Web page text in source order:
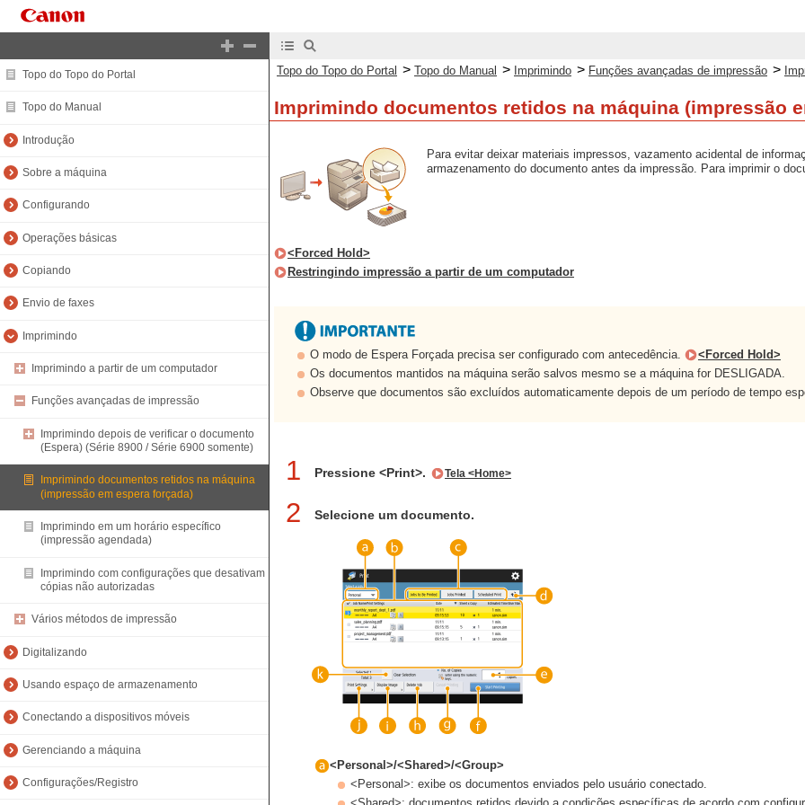
Topo do Topo do Portal
Topo do Manual
Introdução
Sobre a máquina
Configurando
Operações básicas
Copiando
Envio de faxes
Imprimindo
Imprimindo a partir de um computador
Funções avançadas de impressão
Imprimindo depois de verificar o documento
(Espera) (Série 8900 / Série 6900 somente)
Imprimindo documentos retidos na máquina
(impressão em espera forçada)
Imprimindo em um horário específico
(impressão agendada)
Imprimindo com configurações que desativam
cópias não autorizadas
Vários métodos de impressão
Digitalizando
Usando espaço de armazenamento
Conectando a dispositivos móveis
Gerenciando a máquina
Configurações/Registro
Topo do Topo do Portal > Topo do Manual > Imprimindo > Funções avançadas de impressão >
Imprimindo documentos retidos na máquina (impressão
Para evitar deixar materiais impressos, vazamento acidental de
armazenamento do documento antes da impressão. Para imprimir o
<Forced Hold>
Restringindo impressão a partir de um computador
O modo de Espera Forçada precisa ser configurado com antecedência.
<Forced Hold>
Os documentos mantidos na máquina serão salvos mesmo se a máquina for DESLIGADA.
Observe que documentos são excluídos automaticamente depois de um período de tempo
1 Pressione <Print>. Tela <Home>
2 Selecione um documento.
<Personal>/<Shared>/<Group>
<Personal>: exibe os documentos enviados pelo usuário conectado.